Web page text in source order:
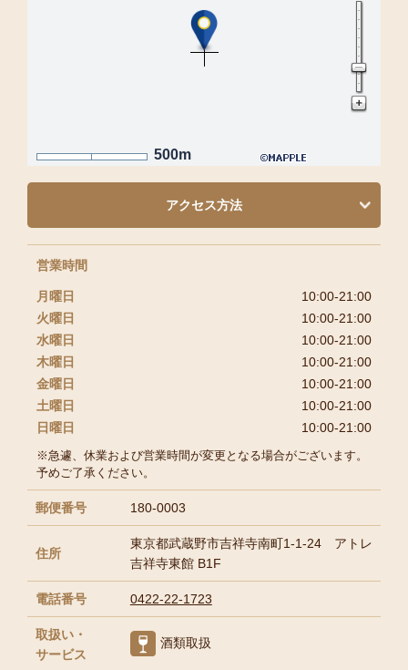
500m
営業時間
月曜日
10:00-21:00
火曜日
10:00-21:00
水曜日
10:00-21:00
木曜日
10:00-21:00
金曜日
10:00-21:00
土曜日
10:00-21:00
日曜日
10:00-21:00
※急遽、休業および営業時間が変更となる場合がございます。
予めご了承ください。
郵便番号 180-0003
住所
東京都武蔵野市吉祥寺南町1-1-24 アトレ
吉祥寺東館 B1F
電話番号 0422-22-1723
取扱い・
サービス
酒類取扱
アクセス方法